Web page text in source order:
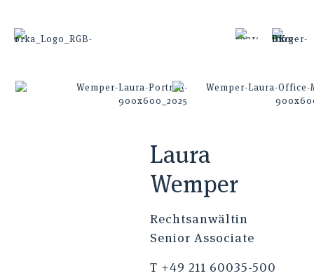
Laura
Wemper
Rechtsanwältin
Senior Associate
T +49 211 60035-500